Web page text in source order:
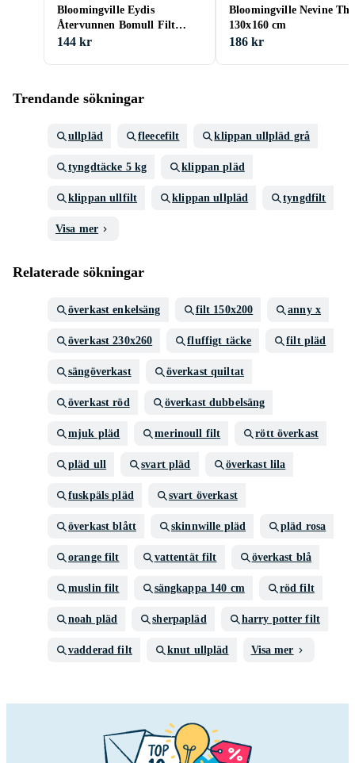
Bloomingville Eydis
Återvunnen Bomull Filt
130x160cm
144 kr
Bloomingville Nevine
130x160 cm
186 kr
Trendande sökningar
ullpläd fleecefilt klippan ullpläd grå
tyngdtäcke 5 kg klippan pläd
klippan ullfilt klippan ullpläd tyngdfilt
Visa mer
Relaterade sökningar
överkast enkelsäng filt 150x200 anny x
överkast 230x260 fluffigt täcke filt pläd
sängöverkast överkast quiltat
överkast röd överkast dubbelsäng
mjuk pläd merinoull filt rött överkast
pläd ull svart pläd överkast lila
fuskpäls pläd svart överkast
överkast blått skinnwille pläd pläd rosa
orange filt vattentät filt överkast blå
muslin filt sängkappa 140 cm röd filt
noah pläd sherpapläd harry potter filt
vadderad filt knut ullpläd Visa mer